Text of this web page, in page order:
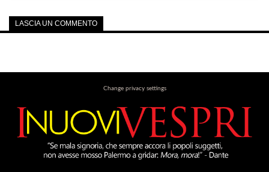
LASCIA UN COMMENTO
Change privacy settings